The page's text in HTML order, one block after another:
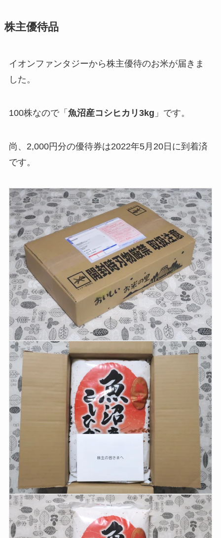
株主優待品
イオンファンタジーから株主優待のお米が届きま
した。
100株なので「 魚沼産コシヒカリ3kg 」です。
尚、2,000円分の優待券は2022年5月20日に到着済
です。​